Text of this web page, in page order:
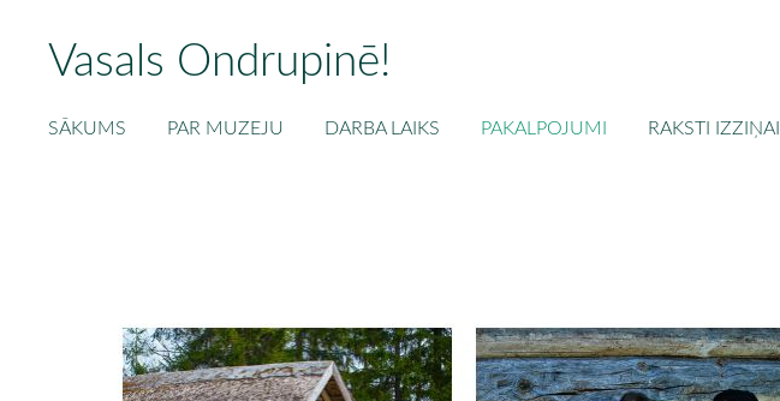
Vasals Ondrupinē!
SĀKUMS PAR MUZEJU DARBA LAIKS PAKALPOJUMI RAKSTI IZZIŅAI